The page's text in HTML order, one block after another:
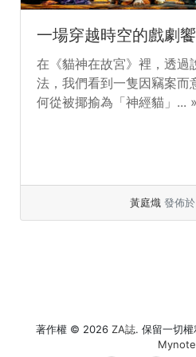
一場穿越時空的戲劇
在《貓神在故宮》裡，透過
法，我們看到一隻因竊案而
何從被揶揄為「神經貓」... »
黃庭熾 發佈
著作權 © 2026 ZA誌. 保留一切
Mynote